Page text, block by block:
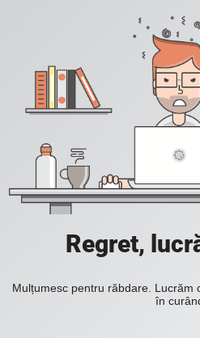
Regret,
Mulțumesc pentru răbdare. Lucrăm
în